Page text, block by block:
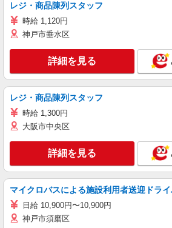
レジ・商品陳列スタッフ
時給 1,120円
神戸市垂水区
詳細を見る
レジ・商品陳列スタッフ
時給 1,300円
大阪市中央区
詳細を見る
マイクロバスによる施設利用者送迎ドラ
日給 10,900円〜10,900円
神戸市須磨区